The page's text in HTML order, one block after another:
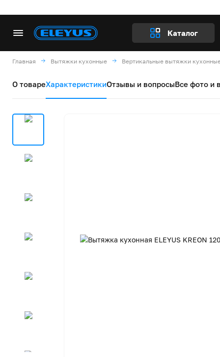
Каталог
Главная Вытяжки кухонные Вертикальные вытяжки
О товареХарактеристикиОтзывы и вопросыВсе фото и